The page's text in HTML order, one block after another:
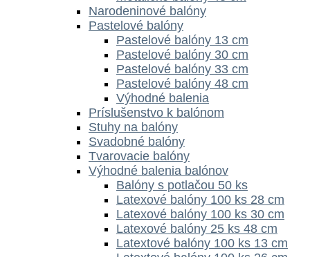
Narodeninové balóny
Pastelové balóny
Pastelové balóny 13 cm
Pastelové balóny 30 cm
Pastelové balóny 33 cm
Pastelové balóny 48 cm
Výhodné balenia
Príslušenstvo k balónom
Stuhy na balóny
Svadobné balóny
Tvarovacie balóny
Výhodné balenia balónov
Balóny s potlačou 50 ks
Latexové balóny 100 ks 28 cm
Latexové balóny 100 ks 30 cm
Latexové balóny 25 ks 48 cm
Latextové balóny 100 ks 13 cm